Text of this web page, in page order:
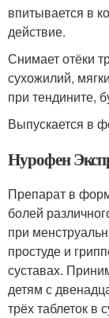
впитывается в
действие.
Снимает отёки
сухожилий,
при тендините,
Выпускается в
Нурофен
Препарат в
болей
при
простуде и
суставах.
детям с
трёх таблеток в